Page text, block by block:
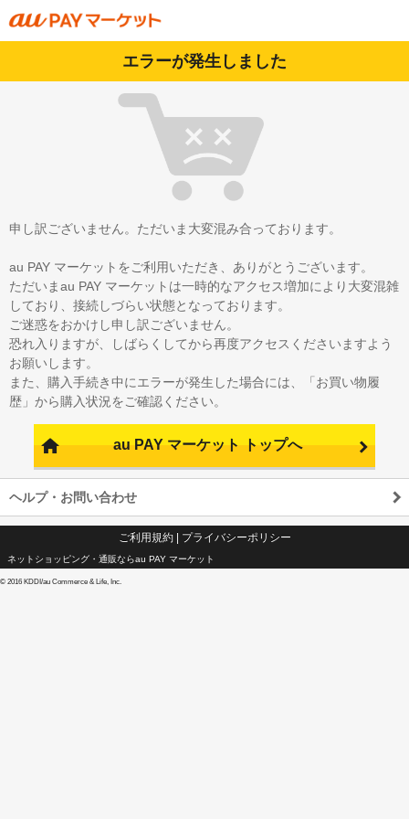
エラーが発生しました
申し訳ございません。ただいま大変混み合っております。
au PAY マーケットをご利用いただき、ありがとうございます。
ただいまau PAY マーケットは一時的なアクセス増加により大変混雑
しており、接続しづらい状態となっております。
ご迷惑をおかけし申し訳ございません。
恐れ入りますが、しばらくしてから再度アクセスくださいますよう
お願いします。
また、購入手続き中にエラーが発生した場合には、「お買い物履
歴」から購入状況をご確認ください。
au PAY マーケット トップへ
ヘルプ・お問い合わせ
ご利用規約| プライバシーポリシー
ネットショッピング・通販ならau PAY マーケット
© 2016 KDDI/au Commerce & Life, Inc.